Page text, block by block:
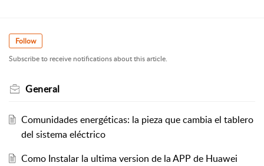
Follow
Subscribe to receive notifications about this article.
General
Comunidades energéticas: la pieza que cambia el tablero
del sistema eléctrico
Como Instalar la ultima version de la APP de Huawei